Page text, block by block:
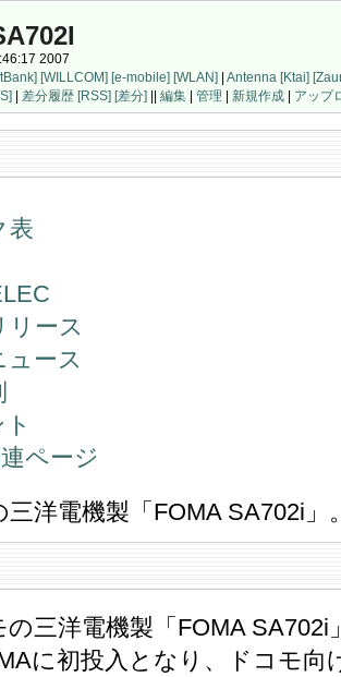
2007
[WILLCOM] [e-mobile] [WLAN] | Antenna [Ktai]
| 差分履歴 [RSS] [差分] || 編集 | 管理 | 新規作成 | アップ
表
リース
ュース
ページ
洋電機製「FOMA SA702i」
三洋電機製「FOMA SA702i
に初投入となり、ドコモ向